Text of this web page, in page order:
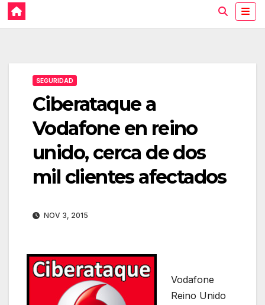
SEGURIDAD
Ciberataque a
Vodafone en reino
unido, cerca de dos
mil clientes afectados
NOV 3, 2015
Vodafone
Reino Unido